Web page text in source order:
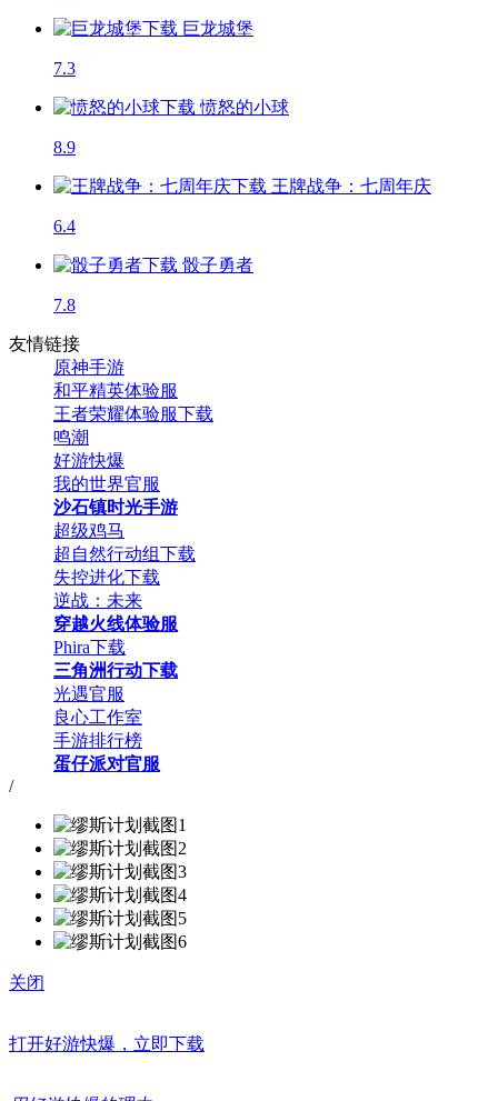
巨龙城堡
7.3
愤怒的小球
8.9
王牌战争：七周年庆
6.4
骰子勇者
7.8
友情链接
原神手游
和平精英体验服
王者荣耀体验服下载
鸣潮
好游快爆
我的世界官服
沙石镇时光手游
超级鸡马
超自然行动组下载
失控进化下载
逆战：未来
穿越火线体验服
Phira下载
三角洲行动下载
光遇官服
良心工作室
手游排行榜
蛋仔派对官服
/
关闭
打开好游快爆，立即下载